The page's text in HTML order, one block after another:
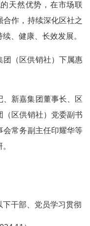
天然优势，在市场联
作，持续深化区社之
、健康、长效发展。
（区供销社）下属惠
新嘉集团董事长、区
区供销社）党委副书
常务副主任印耀华等
干部、党员学习贯彻